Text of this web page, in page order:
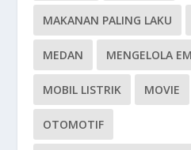
MAKANAN PALING LAKU
MEDAN MENGELOLA
MOBIL LISTRIK MOVIE
OTOMOTIF